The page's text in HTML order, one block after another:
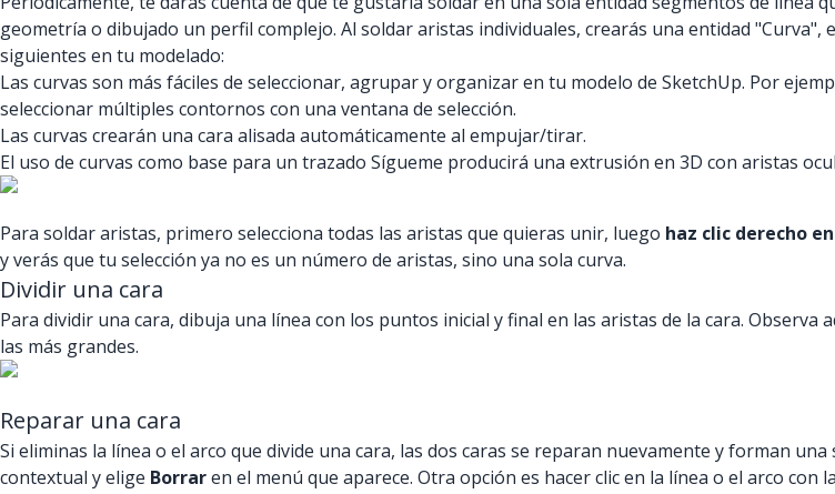
geometría o dibujado un perfil complejo. Al soldar aristas individuales, crearás una entidad
siguientes en tu modelado:
Las curvas son más fáciles de seleccionar, agrupar y organizar en tu modelo de SketchUp. Por
seleccionar múltiples contornos con una ventana de selección.
Las curvas crearán una cara alisada automáticamente al empujar/tirar.
El uso de curvas como base para un trazado Sígueme producirá una extrusión en 3D con aristas
Para soldar aristas, primero selecciona todas las aristas que quieras unir, luego haz clic derecho
y verás que tu selección ya no es un número de aristas, sino una sola curva.
Dividir una cara
Para dividir una cara, dibuja una línea con los puntos inicial y final en las aristas de la cara.
las más grandes.
Reparar una cara
Si eliminas la línea o el arco que divide una cara, las dos caras se reparan nuevamente y forman
contextual y elige Borraren el menú que aparece. Otra opción es hacer clic en la línea o el arco con